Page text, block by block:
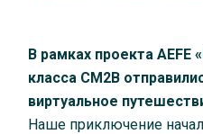
В рамках проекта AEFE
класса CM2B
виртуальное
Наше приключение